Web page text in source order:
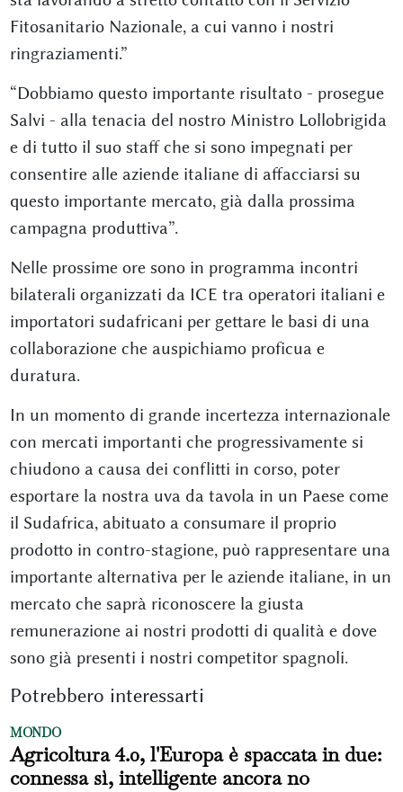
Fitosanitario Nazionale, a cui vanno i nostri
ringraziamenti.”
“Dobbiamo questo importante risultato - prosegue
Salvi - alla tenacia del nostro Ministro Lollobrigida
e di tutto il suo staff che si sono impegnati per
consentire alle aziende italiane di affacciarsi su
questo importante mercato, già dalla prossima
campagna produttiva”.
Nelle prossime ore sono in programma incontri
bilaterali organizzati da ICE tra operatori italiani e
importatori sudafricani per gettare le basi di una
collaborazione che auspichiamo proficua e
duratura.
In un momento di grande incertezza internazionale
con mercati importanti che progressivamente si
chiudono a causa dei conflitti in corso, poter
esportare la nostra uva da tavola in un Paese come
il Sudafrica, abituato a consumare il proprio
prodotto in contro-stagione, può rappresentare una
importante alternativa per le aziende italiane, in un
mercato che saprà riconoscere la giusta
remunerazione ai nostri prodotti di qualità e dove
sono già presenti i nostri competitor spagnoli.
Potrebbero interessarti
MONDO
Agricoltura 4.0, l'Europa è spaccata in due:
connessa sì, intelligente ancora no